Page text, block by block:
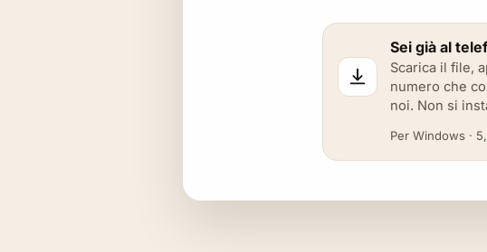
Sei già al
Scarica il file,
numero che
noi. Non si
Per Windows ·